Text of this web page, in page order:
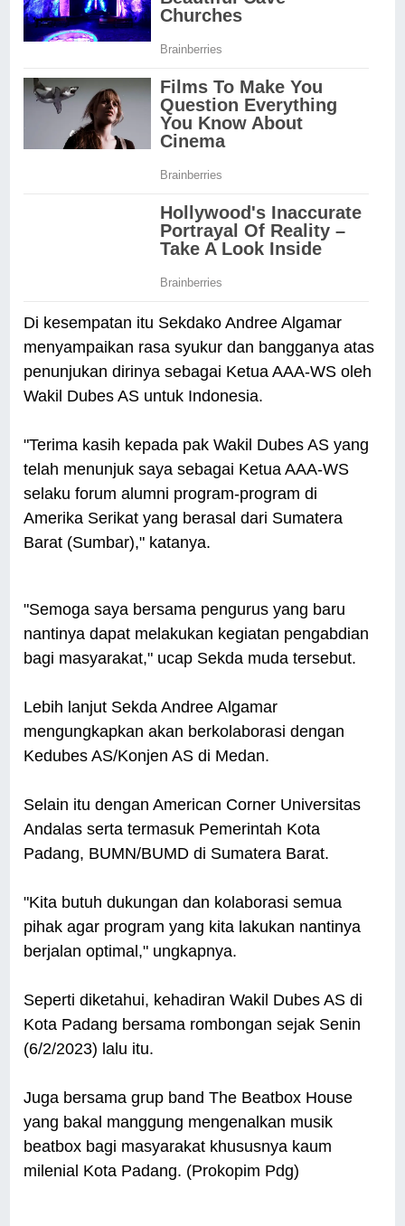
Di kesempatan itu Sekdako Andree Algamar
menyampaikan rasa syukur dan bangganya atas
penunjukan dirinya sebagai Ketua AAA-WS oleh
Wakil Dubes AS untuk Indonesia.
"Terima kasih kepada pak Wakil Dubes AS yang
telah menunjuk saya sebagai Ketua AAA-WS
selaku forum alumni program-program di
Amerika Serikat yang berasal dari Sumatera
Barat (Sumbar)," katanya.
"Semoga saya bersama pengurus yang baru
nantinya dapat melakukan kegiatan pengabdian
bagi masyarakat," ucap Sekda muda tersebut.
Lebih lanjut Sekda Andree Algamar
mengungkapkan akan berkolaborasi dengan
Kedubes AS/Konjen AS di Medan.
Selain itu dengan American Corner Universitas
Andalas serta termasuk Pemerintah Kota
Padang, BUMN/BUMD di Sumatera Barat.
"Kita butuh dukungan dan kolaborasi semua
pihak agar program yang kita lakukan nantinya
berjalan optimal," ungkapnya.
Seperti diketahui, kehadiran Wakil Dubes AS di
Kota Padang bersama rombongan sejak Senin
(6/2/2023) lalu itu.
Juga bersama grup band The Beatbox House
yang bakal manggung mengenalkan musik
beatbox bagi masyarakat khususnya kaum
milenial Kota Padang. (Prokopim Pdg)